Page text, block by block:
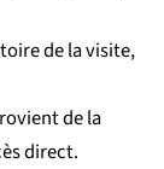
de la visite,
de la
direct.